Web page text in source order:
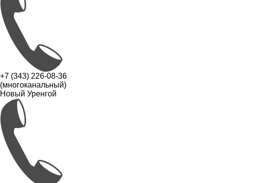
+7 (343) 226-08-36
(многоканальный)
Новый Уренгой